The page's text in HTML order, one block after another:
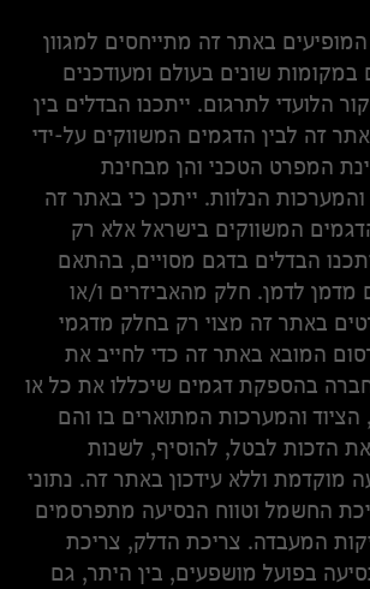
באתר זה מתייחסים למגוון
שונים בעולם ומעודכנים
הלועדי לתרגום. ייתכנו הבדלים בין
זה לבין הדגמים המשווקים על-ידי
המפרט הטכני והן מבחינת
והמערכות הנלוות. ייתכן כי באתר זה
המשווקים בישראל אלא רק
הבדלים בדגם מסויים, בהתאם
מדמן לדמן. חלק מהאביזרים ו/או
באתר זה מצוי רק בחלק מדגמי
המובא באתר זה כדי לחייב את
בהספקת דגמים שיכללו את כל או
והמערכות המתוארים בו והם
הזכות לבטל, להוסיף, לשנות
מוקדמת וללא עידכון באתר זה. נתוני
החשמל וטווח הנסיעה מתפרסמים
המעבדה. צריכת הדלק, צריכת
בפועל מושפעים, בין היתר, גם